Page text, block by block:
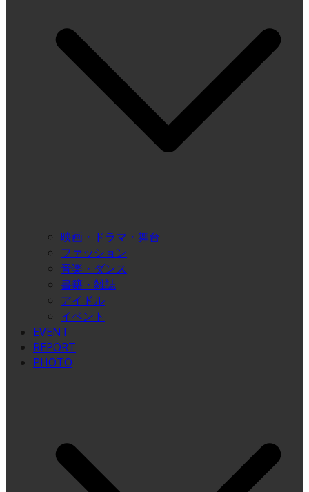
映画・ドラマ・舞台
ファッション
音楽・ダンス
書籍・雑誌
アイドル
イベント
EVENT
REPORT
PHOTO